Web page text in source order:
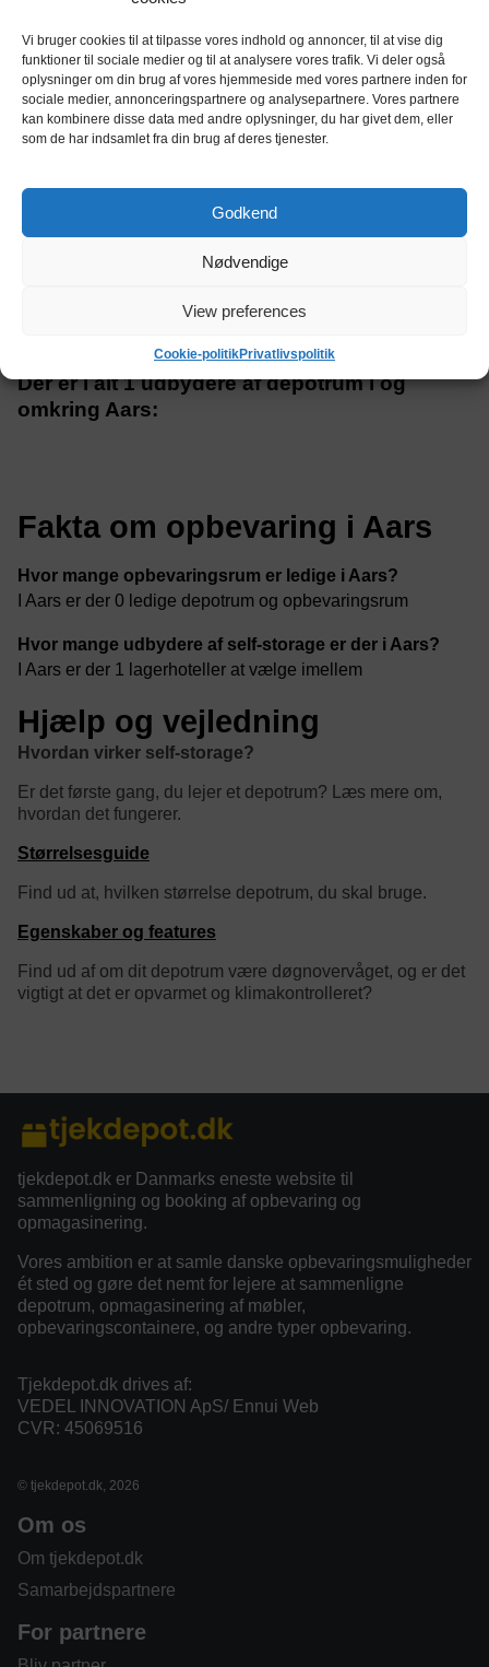
Vi bruger cookies til at tilpasse vores indhold og annoncer, til at vise dig
funktioner til sociale medier og til at analysere vores trafik. Vi deler også
oplysninger om din brug af vores hjemmeside med vores partnere inden for
sociale medier, annonceringspartnere og analysepartnere. Vores partnere
kan kombinere disse data med andre oplysninger, du har givet dem, eller
som de har indsamlet fra din brug af deres tjenester.
Godkend
Nødvendige
View preferences
Cookie-politikPrivatlivspolitik
AalborgBox Christensensvej
K. Christensensvej 2K, 9200 Aalborg
Sofiendalsvej 75, 9200 Aalborg
Der er i alt 1 udbydere af depotrum i og
omkring Aars:
Fakta om opbevaring i Aars
Hvor mange opbevaringsrum er ledige i Aars?
I Aars er der 0 ledige depotrum og opbevaringsrum
Hvor mange udbydere af self-storage er der i Aars?
I Aars er der 1 lagerhoteller at vælge imellem
Hjælp og vejledning
Hvordan virker self-storage?
Er det første gang, du lejer et depotrum? Læs mere om,
hvordan det fungerer.
Størrelsesguide
Find ud at, hvilken størrelse depotrum, du skal bruge.
Egenskaber og features
Find ud af om dit depotrum være døgnovervåget, og er det
vigtigt at det er opvarmet og klimakontrolleret?
tjekdepot.dk er Danmarks eneste website til
sammenligning og booking af opbevaring og
opmagasinering.
Vores ambition er at samle danske opbevaringsmuligheder
ét sted og gøre det nemt for lejere at sammenligne
depotrum, opmagasinering af møbler,
opbevaringscontainere, og andre typer opbevaring.
Tjekdepot.dk drives af:
VEDEL INNOVATION ApS/ Ennui Web
CVR: 45069516
© tjekdepot.dk, 2026
Om os
Om tjekdepot.dk
Samarbejdspartnere
For partnere